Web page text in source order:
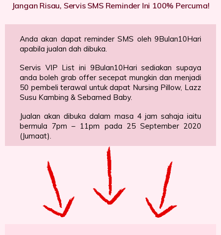
Jangan Risau, Servis SMS Reminder Ini 100% Percuma!
Anda akan dapat reminder SMS oleh 9Bulan10Hari
apabila jualan dah dibuka.
Servis VIP List ini 9Bulan10Hari sediakan supaya
anda boleh grab offer secepat mungkin dan menjadi
50 pembeli terawal untuk dapat Nursing Pillow, Lazz
Susu Kambing & Sebamed Baby.
Jualan akan dibuka dalam masa 4 jam sahaja iaitu
bermula 7pm – 11pm pada 25 September 2020
(Jumaat).